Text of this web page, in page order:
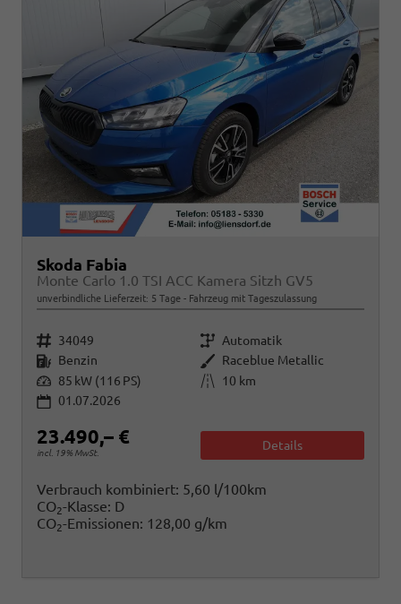
Skoda Fabia
Monte Carlo 1.0 TSI ACC Kamera Sitzh GV5
unverbindliche Lieferzeit: 5 Tage Fahrzeug mit Tageszulassung
Fahrzeugnr. 34049 Getriebe Automatik
Kraftstoff Benzin Außenfarbe Raceblue Metallic
Leistung 85 kW (116 PS) Kilometerstand
10 km
01.07.2026
23.490,– €
incl. 19% MwSt.
Details
Verbrauch kombiniert: 5,60 l/100km
CO2-Klasse: D
CO2-Emissionen: 128,00 g/km